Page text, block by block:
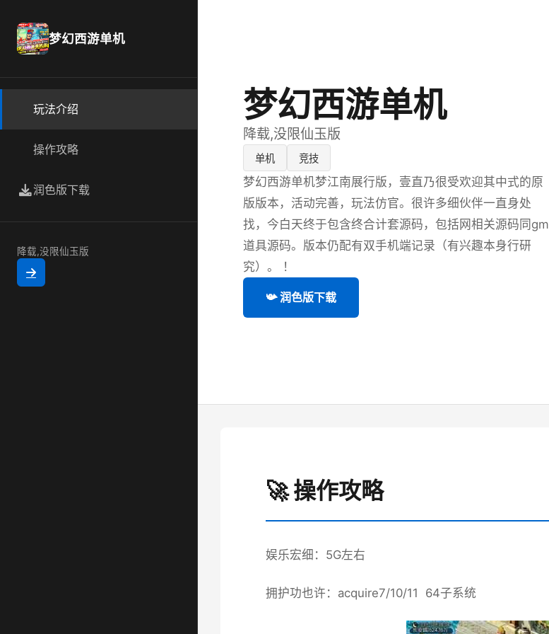
梦幻西游单机
玩法介绍
操作攻略
润色版下载
降载,没限仙玉版
梦幻西游单机
降载,没限仙玉版
单机 竞技
梦幻西游单机梦江南展行版，壹直乃很受欢迎其中式的原
版版本，活动完善，玩法仿官。很许多细伙伴一直身处
找，今白天终于包含终合计套源码，包括网相关源码同gm
道具源码。版本仍配有双手机端记录（有兴趣本身行研
究）。 ！
📯 润色版下载
🚀 操作攻略
娱乐宏细：5G左右
拥护功也许：acquire7/10/11 64子系统